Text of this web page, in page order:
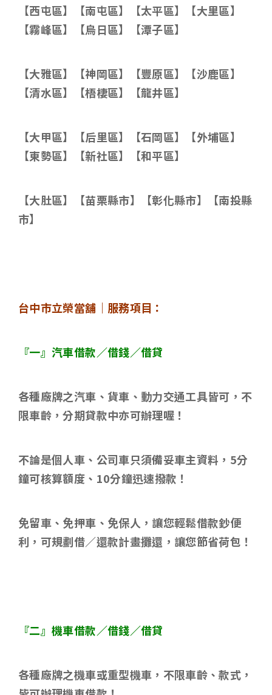
【西屯區】【南屯區】【太平區】【大里區】
【霧峰區】【烏日區】【潭子區】
【大雅區】【神岡區】【豐原區】【沙鹿區】
【清水區】【梧棲區】【龍井區】
【大甲區】【后里區】【石岡區】【外埔區】
【東勢區】【新社區】【和平區】
【大肚區】【苗栗縣市】【彰化縣市】【南投縣
市】
台中市立榮當舖｜服務項目：
『一』汽車借款／借錢／借貸
各種廠牌之汽車、貨車、動力交通工具皆可，不
限車齡，分期貸款中亦可辦理喔！
不論是個人車、公司車只須備妥車主資料， 5分
鐘可核算額度、 10分鐘迅速撥款！
免留車、免押車、免保人，讓您輕鬆借款鈔便
利，可規劃借／還款計畫攤還，讓您節省荷包！
『二』機車借款／借錢／借貸
各種廠牌之機車或重型機車，不限車齡、款式，